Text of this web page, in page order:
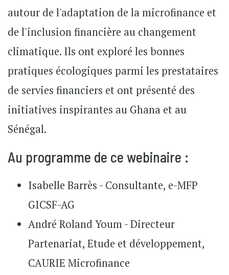
autour de l'adaptation de la microfinance et
de l'inclusion financière au changement
climatique. Ils ont exploré les bonnes
pratiques écologiques parmi les prestataires
de servies financiers et ont présenté des
initiatives inspirantes au Ghana et au
Sénégal.
Au programme de ce webinaire :
Isabelle Barrès - Consultante, e-MFP
GICSF-AG
André Roland Youm - Directeur
Partenariat, Etude et développement,
CAURIE Microfinance